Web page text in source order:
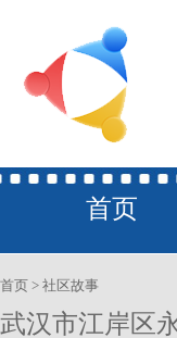
首页
首页 > 社区故事
武汉市江岸区